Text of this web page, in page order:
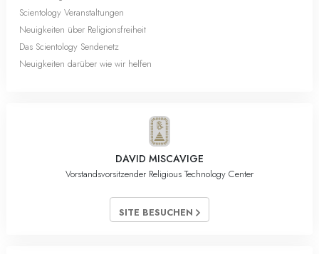
Scientology Veranstaltungen
Neuigkeiten über Religionsfreiheit
Das Scientology Sendenetz
Neuigkeiten darüber wie wir helfen
DAVID MISCAVIGE
Vorstandsvorsitzender Religious Technology Center
SITE BESUCHEN